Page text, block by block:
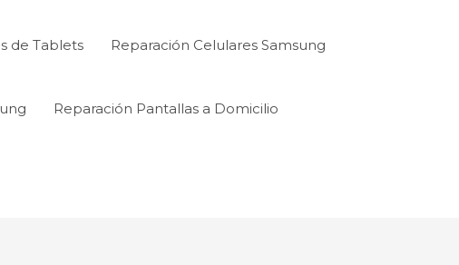
de Tablets Reparación Celulares Samsung
Reparación Pantallas a Domicilio